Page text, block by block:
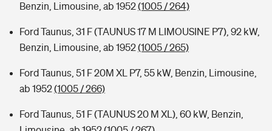
Benzin, Limousine, ab 1952(1005 / 264)
Ford Taunus, 31 F (TAUNUS 17 M LIMOUSINE P7), 92 kW,
Benzin, Limousine, ab 1952(1005 / 265)
Ford Taunus, 51 F 20M XL P7, 55 kW, Benzin, Limousine,
ab 1952(1005 / 266)
Ford Taunus, 51 F (TAUNUS 20 M XL), 60 kW, Benzin,